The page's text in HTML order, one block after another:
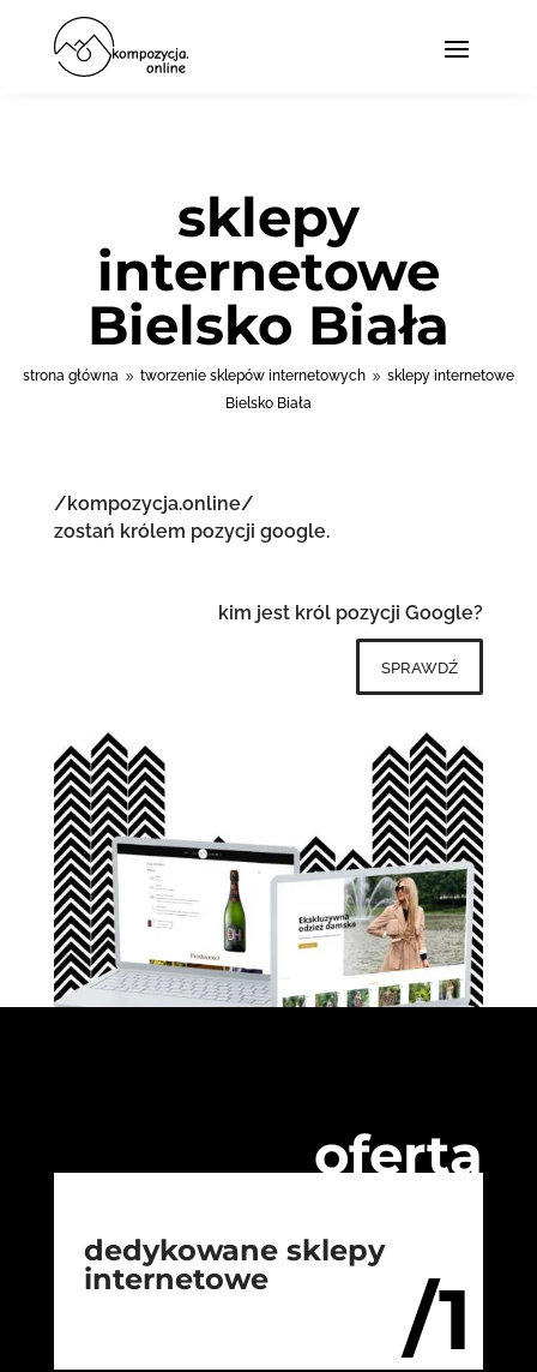
sklepy
internetowe
Bielsko Biała
strona główna 9 tworzenie sklepów internetowych 9 sklepy internetowe
Bielsko Biała
/kompozycja.online/
zostań królem pozycji google.
kim jest król pozycji Google?
sprawdź
oferta
/1
dedykowane sklepy
internetowe